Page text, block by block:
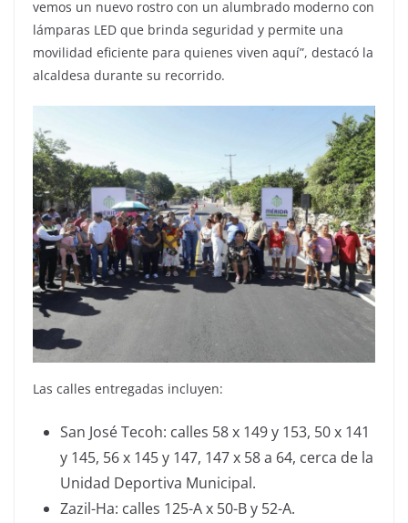
vemos un nuevo rostro con un alumbrado moderno con
lámparas LED que brinda seguridad y permite una
movilidad eficiente para quienes viven aquí”, destacó la
alcaldesa durante su recorrido.
Las calles entregadas incluyen:
San José Tecoh: calles 58 x 149 y 153, 50 x 141
y 145, 56 x 145 y 147, 147 x 58 a 64, cerca de la
Unidad Deportiva Municipal.
Zazil-Ha: calles 125-A x 50-B y 52-A.